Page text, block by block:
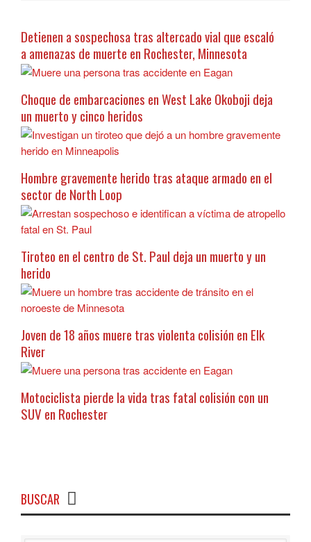
Detienen a sospechosa tras altercado vial que escaló
a amenazas de muerte en Rochester, Minnesota
Choque de embarcaciones en West Lake Okoboji deja
un muerto y cinco heridos
Hombre gravemente herido tras ataque armado en el
sector de North Loop
Tiroteo en el centro de St. Paul deja un muerto y un
herido
Joven de 18 años muere tras violenta colisión en Elk
River
Motociclista pierde la vida tras fatal colisión con un
SUV en Rochester
BUSCAR